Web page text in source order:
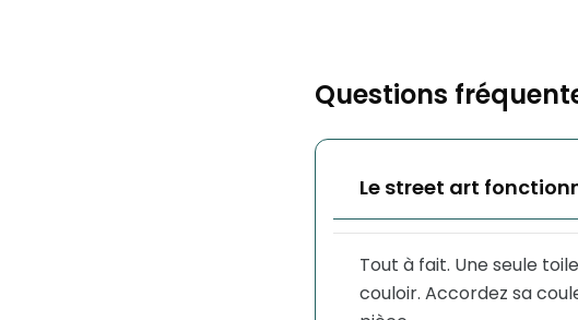
Questions
Le street art
Tout à fait. Une seule
couloir. Accordez sa